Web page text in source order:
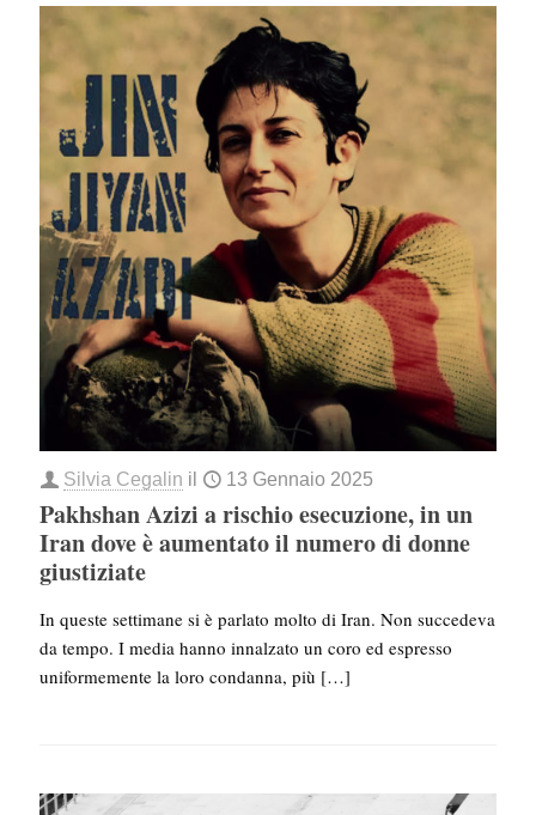
Silvia Cegalin il 13 Gennaio 2025
Pakhshan Azizi a rischio esecuzione, in un
Iran dove è aumentato il numero di donne
giustiziate
In queste settimane si è parlato molto di Iran. Non succedeva
da tempo. I media hanno innalzato un coro ed espresso
uniformemente la loro condanna, più […]